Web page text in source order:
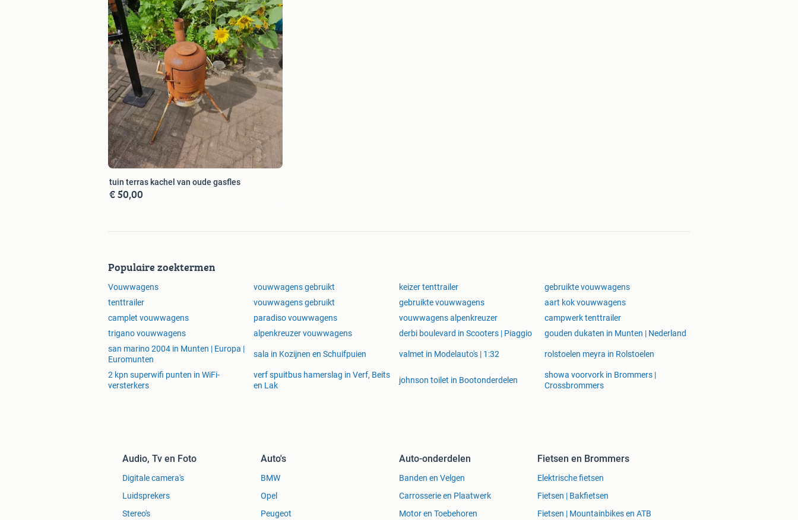
tuin terras kachel van oude gasfles
€ 50,00
Populaire zoektermen
Vouwwagens vouwwagens gebruikt keizer tenttrailer
gebruikte vouwwagens
tenttrailer
vouwwagens gebruikt gebruikte vouwwagens
aart kok vouwwagens
camplet vouwwagens
paradiso vouwwagens vouwwagens alpenkreuzer
campwerk tenttrailer
trigano vouwwagens
alpenkreuzer vouwwagens derbi boulevard in Scooters | Piaggio
gouden dukaten in Munten | Nederland
san marino 2004 in Munten | Europa |
Euromunten
sala in Kozijnen en Schuifpuien valmet in Modelauto's | 1:32 rolstoelen meyra in Rolstoelen
2 kpn superwifi punten in WiFi-
versterkers
verf spuitbus hamerslag in Verf, Beits
en Lak
johnson toilet in Bootonderdelen
showa voorvork in Brommers |
Crossbrommers
Audio, Tv en Foto
Digitale camera's
Luidsprekers
Stereo's
Auto's
BMW
Opel
Peugeot
Auto-onderdelen
Banden en Velgen
Carrosserie en Plaatwerk
Motor en Toebehoren
Fietsen en Brommers
Elektrische fietsen
Fietsen | Bakfietsen
Fietsen | Mountainbikes en ATB